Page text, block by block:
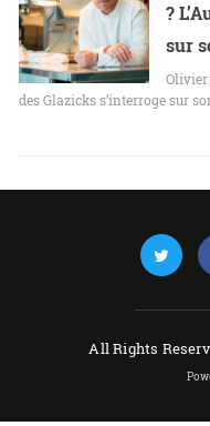
?
sur
Olivier
des Glazicks s’interroge sur
All Rights